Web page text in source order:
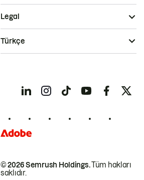
© 2026 Semrush Holdings.Tüm hakları
saklıdır.
Legal
Türkçe